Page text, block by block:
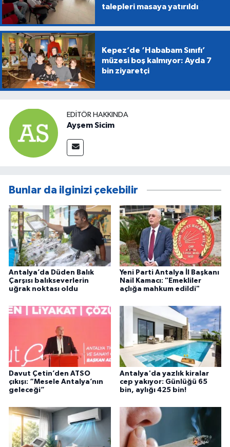
talepleri masaya yatırıldı
Kepez’de ‘Hababam Sınıfı’
müzesi boş kalmıyor: Ayda 7
bin ziyaretçi
EDITÖR HAKKINDA
Ayşem Sicim
Bunlar da ilginizi çekebilir
Antalya’da Düden Balık
Çarşısı balıkseverlerin
uğrak noktası oldu
Yeni Parti Antalya İl Başkanı
Nail Kamacı: "Emekliler
açlığa mahkum edildi"
Davut Çetin’den ATSO
çıkışı: “Mesele Antalya’nın
geleceği”
Antalya'da yazlık kiralar
cep yakıyor: Günlüğü 65
bin, aylığı 425 bin!